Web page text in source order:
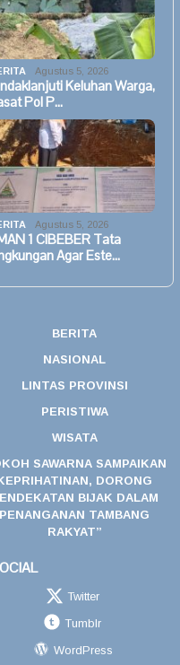
Agustus 5, 2026
Keluhan Warga,
Pol P…
Agustus 5, 2026
1 CIBEBER Tata
Agar Este…
BERITA
NASIONAL
LINTAS PROVINSI
PERISTIWA
WISATA
SAWARNA SAMPAIKAN
DORONG
BIJAK DALAM
PENANGANAN TAMBANG
RAKYAT”
Twitter
Tumblr
WordPress